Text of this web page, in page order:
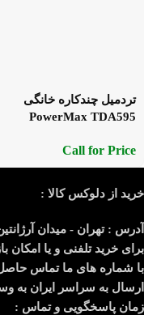
تردمیل چندکاره خانگی
PowerMax TDA595
Call for Price
خرید از دلوکس کالا :
آدرس : تهران - میدان
برای خرید تلفنی و یا
با شماره های ما تماس حاصل
ارسال به سراسر ایران به
زمان پاسخگویی و تماس :